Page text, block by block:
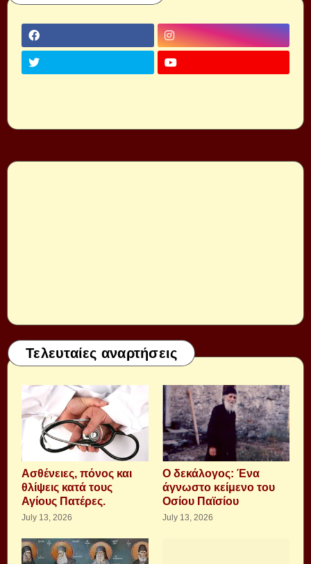
Τελευταίες αναρτήσεις
Aσθένειες, πόνος και
θλίψεις κατά τους
Αγίους Πατέρες.
July 13, 2026
Ο δεκάλογος: Ένα
άγνωστο κείμενο του
Οσίου Παϊσίου
July 13, 2026